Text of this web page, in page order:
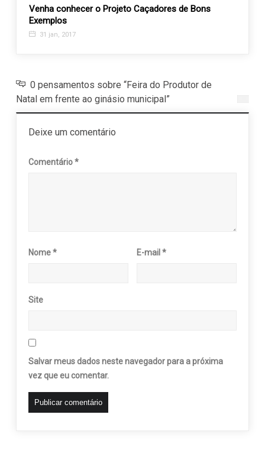
Venha conhecer o Projeto Caçadores de Bons
Exemplos
31 jan, 2017
0 pensamentos sobre “Feira do Produtor de
Natal em frente ao ginásio municipal”
Deixe um comentário
Comentário*
Nome* E-mail*
Site
Salvar meus dados neste navegador para a próxima
vez que eu comentar.